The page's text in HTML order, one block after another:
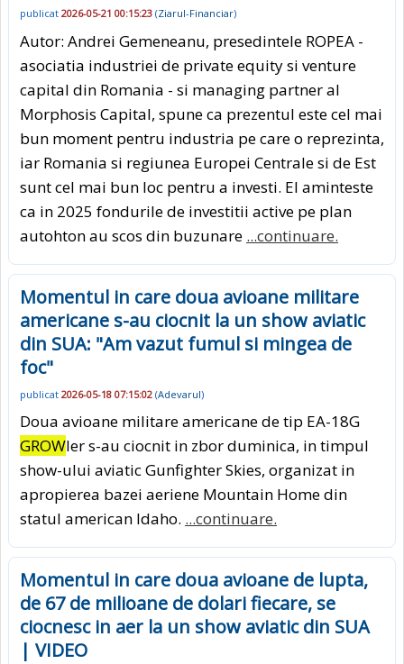
publicat 2026-05-21 00:15:23 (Ziarul-Financiar)
Autor: Andrei Gemeneanu, presedintele ROPEA -
asociatia industriei de private equity si venture
capital din Romania - si managing partner al
Morphosis Capital, spune ca prezentul este cel mai
bun moment pentru industria pe care o reprezinta,
iar Romania si regiunea Europei Centrale si de Est
sunt cel mai bun loc pentru a investi. El aminteste
ca in 2025 fondurile de investitii active pe plan
autohton au scos din buzunare ...continuare.
Momentul in care doua avioane militare
americane s-au ciocnit la un show aviatic
din SUA: "Am vazut fumul si mingea de
foc"
publicat 2026-05-18 07:15:02 (Adevarul)
Doua avioane militare americane de tip EA-18G
GROWler s-au ciocnit in zbor duminica, in timpul
show-ului aviatic Gunfighter Skies, organizat in
apropierea bazei aeriene Mountain Home din
statul american Idaho. ...continuare.
Momentul in care doua avioane de lupta,
de 67 de milioane de dolari fiecare, se
ciocnesc in aer la un show aviatic din SUA
| VIDEO